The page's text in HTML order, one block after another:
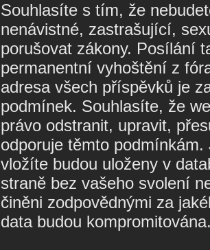
Souhlasíte s tím, že
nenávistné, zastrašující,
porušovat zákony. Posílání
permanentní vyhoštění z
adresa všech příspěvků je
podmínek. Souhlasíte, že
právo odstranit, upravit,
odporuje těmto
vložíte budou uloženy v
straně bez vašeho svolení
činěni zodpovědnými za
data budou